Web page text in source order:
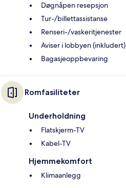
Døgnåpen resepsjon
Tur-/billettassistanse
Renseri-/vaskeritjenester
Aviser i lobbyen (inkludert)
Bagasjeoppbevaring
Romfasiliteter
Underholdning
Flatskjerm-TV
Kabel-TV
Hjemmekomfort
Klimaanlegg